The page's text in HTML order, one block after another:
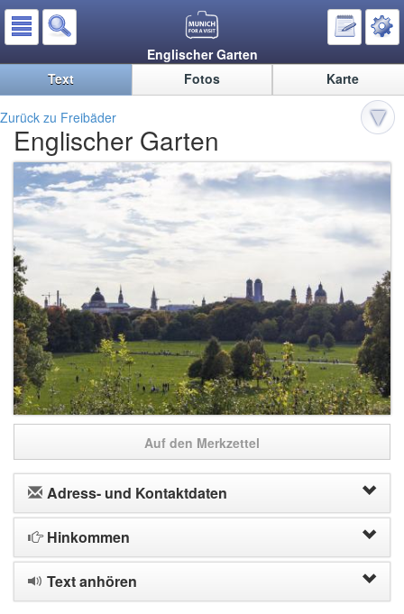
Englischer Garten
Text
Fotos Karte
Zurück zu Freibäder
Englischer Garten
Auf den Merkzettel
Adress- und Kontaktdaten
Hinkommen
Text anhören